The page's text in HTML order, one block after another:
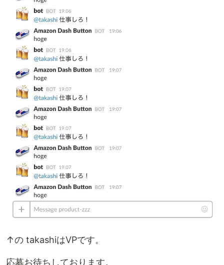
↑の takashiはVPです。
応募お待ちしております。